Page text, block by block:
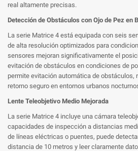
real altamente precisas.
Detección de Obstáculos con Ojo de Pez en
La serie Matrice 4 está equipada con seis
de alta resolución optimizados para
sensores mejoran significativamente el
evitación de obstáculos en condiciones de
permite evitación automática de obstáculos,
retorno seguro en entornos urbanos
Lente Teleobjetivo Medio Mejorada
La serie Matrice 4 incluye una cámara
capacidades de inspección a distancias
de líneas eléctricas o puentes, puede
distancia de 10 metros y leer claramente